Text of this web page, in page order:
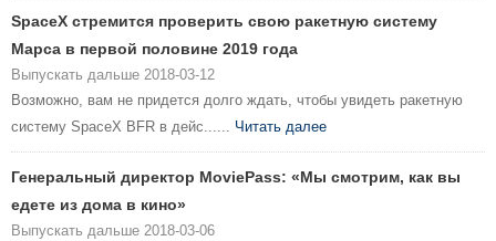
SpaceX стремится проверить свою ракетную систему
Марса в первой половине 2019 года
Выпускать дальше 2018-03-12
Возможно, вам не придется долго ждать, чтобы увидеть ракетную
систему SpaceX BFR в дейс...... Читать далее
Генеральный директор MoviePass: «Мы смотрим, как вы
едете из дома в кино»
Выпускать дальше 2018-03-06